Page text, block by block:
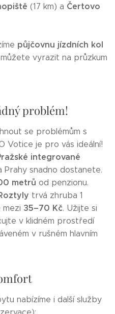
(17 km) a Čertovo
půjčovnu jízdních kol
vyrazit na průzkum
problém!
se problémům s
Votice je pro vás ideální!
integrované
Prahy snadno dostanete.
metrů od penzionu.
trvá zhruba 1
mezi 35–70 Kč. Užijte si
v klidném prostředí
v rušném hlavním
nabízíme i další služby